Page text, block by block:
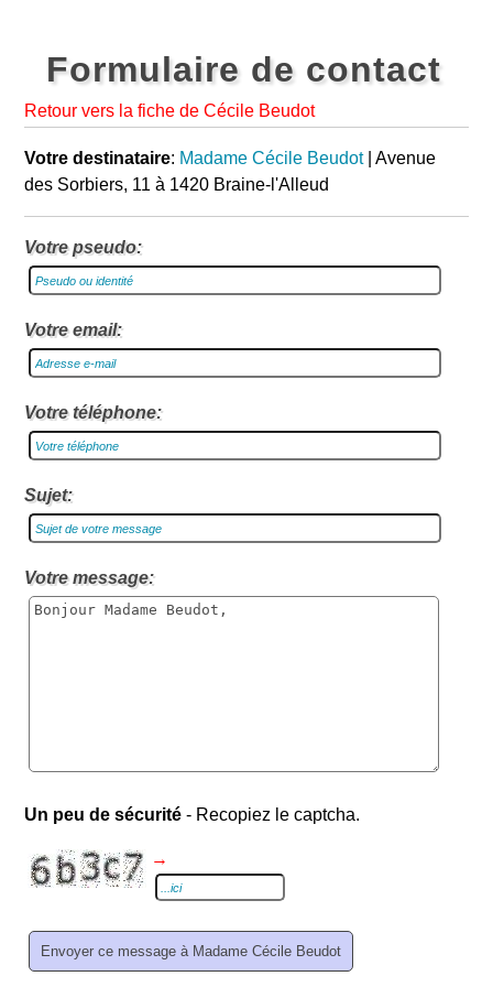
Formulaire de contact
Retour vers la fiche de Cécile Beudot
Votre destinataire: Madame Cécile Beudot| Avenue
des Sorbiers, 11 à 1420 Braine-l'Alleud
Votre pseudo:
Votre email:
Votre téléphone:
Sujet:
Votre message:
Un peu de sécurité - Recopiez le captcha.
→